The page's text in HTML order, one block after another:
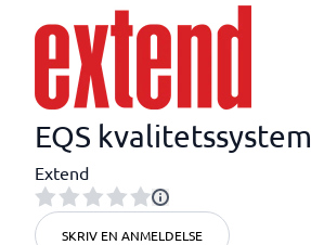
EQS kvalitetssystem
Extend
SKRIV EN ANMELDELSE